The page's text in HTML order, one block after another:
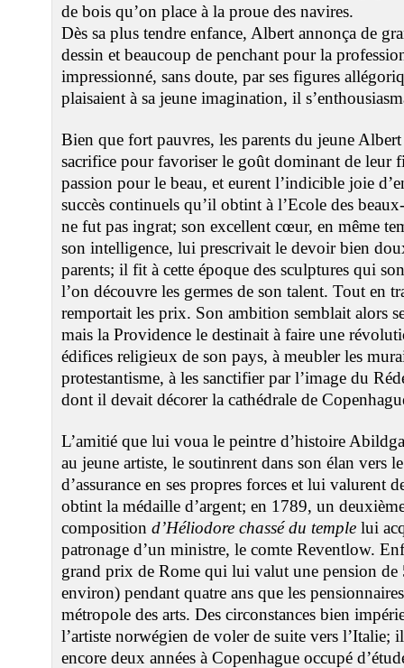
de bois qu’on place à la proue des navires.
Dès sa plus tendre enfance, Albert annonça de
dessin et beaucoup de penchant pour la
impressionné, sans doute, par ses figures
plaisaient à sa jeune imagination, il
Bien que fort pauvres, les parents du jeune
sacrifice pour favoriser le goût dominant de leur
passion pour le beau, et eurent l’indicible joie
succès continuels qu’il obtint à l’Ecole des
ne fut pas ingrat; son excellent cœur, en même
son intelligence, lui prescrivait le devoir bien
parents; il fit à cette époque des sculptures qui
l’on découvre les germes de son talent. Tout en
remportait les prix. Son ambition semblait alors
mais la Providence le destinait à faire une
édifices religieux de son pays, à meubler les
protestantisme, à les sanctifier par l’image du
dont il devait décorer la cathédrale de
L’amitié que lui voua le peintre d’histoire
au jeune artiste, le soutinrent dans son élan vers
d’assurance en ses propres forces et lui valurent
obtint la médaille d’argent; en 1789, un
composition d’Héliodore chassé du temple lui
patronage d’un ministre, le comte Reventlow.
grand prix de Rome qui lui valut une pension de
environ) pendant quatre ans que les
métropole des arts. Des circonstances bien
l’artiste norwégien de voler de suite vers l’Italie;
encore deux années à Copenhague occupé